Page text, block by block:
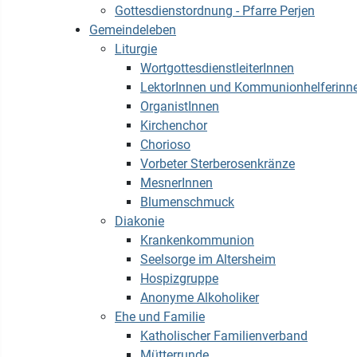
Gottesdienstordnung - Pfarre Perjen
Gemeindeleben
Liturgie
WortgottesdienstleiterInnen
LektorInnen und
OrganistInnen
Kirchenchor
Chorioso
Vorbeter Sterberosenkränze
MesnerInnen
Blumenschmuck
Diakonie
Krankenkommunion
Seelsorge im Altersheim
Hospizgruppe
Anonyme Alkoholiker
Ehe und Familie
Katholischer Familienverband